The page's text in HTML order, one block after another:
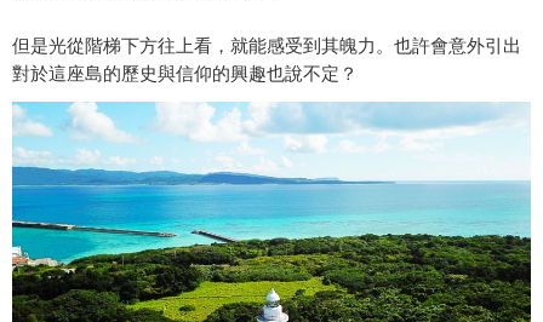
但是光從階梯下方往上看，就能感受到其魄力。也許會意外引出
對於這座島的歷史與信仰的興趣也說不定？